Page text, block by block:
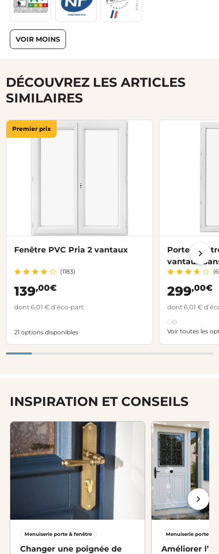
VOIR MOINS
DÉCOUVREZ LES ARTICLES
SIMILAIRES
Premier prix
Fenêtre PVC Pria 2 vantaux
(1183)
139,00€
dont 6,01 € d’éco-part
21 options disponibles
Porte-
vantaux
299,00€
dont 6,01 €
Voir toutes les
INSPIRATION ET CONSEILS
Menuiserie porte & fenêtre
Changer une poignée de
Menuiserie porte &
Améliorer